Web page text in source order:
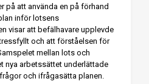
på att använda en på förhand
inför lotsens
visar att befälhavare upplevde
och att förståelsen för
mellan lots och
nya arbetssättet underlättade
och ifrågasätta planen.